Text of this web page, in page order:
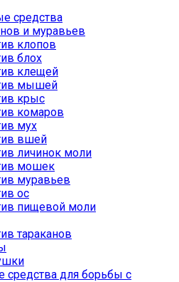
средства
и муравьев
клопов
блох
клещей
мышей
крыс
комаров
мух
вшей
личинок моли
мошек
муравьев
ос
пищевой моли
тараканов
средства для борьбы с